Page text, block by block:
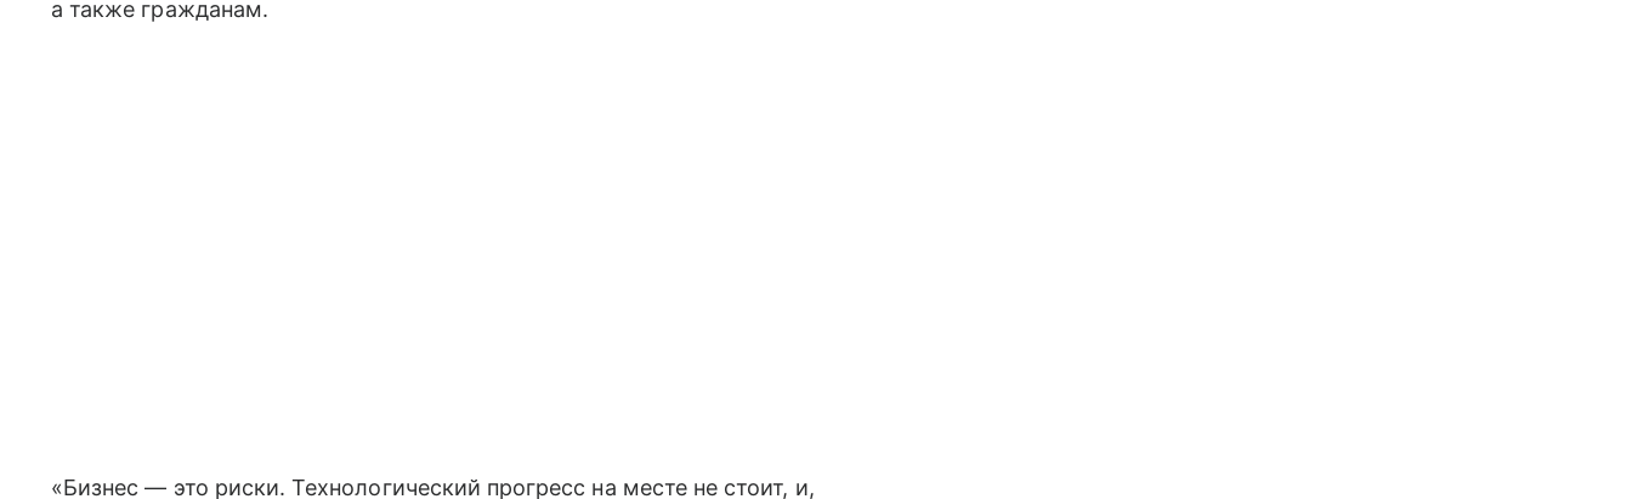
а также гражданам.
«Бизнес — это риски. Технологический прогресс на месте не стоит, и,